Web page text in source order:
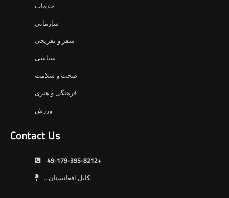
خدمات
سازمانی
سفر و تفریحی
سیاسی
صحت و سلامت
فرهنگی و هنری
ورزش
Contact Us
49-179-395-8212+
.. کابل افغانستان.